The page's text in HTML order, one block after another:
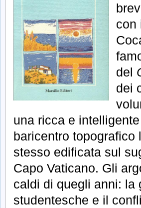
con
del
dei
una ricca e
baricentro topografico
stesso edificata sul
Capo Vaticano. Gli
caldi di quegli anni: la
studentesche e il